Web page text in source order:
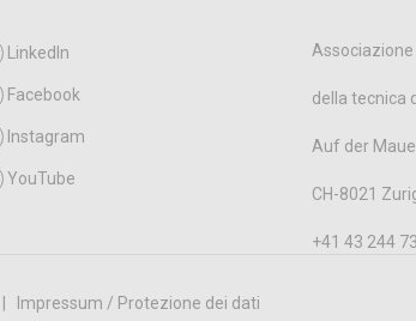
LinkedIn
Facebook
Instagram
YouTube
della tecnica
Auf der
CH-8021
+41 43 244
Impressum / Protezione dei dati